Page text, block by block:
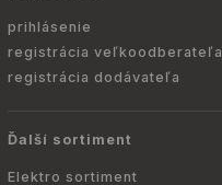
prihlásenie
registrácia veľkoodberateľa
registrácia dodávateľa
Ďalší sortiment
Elektro sortiment